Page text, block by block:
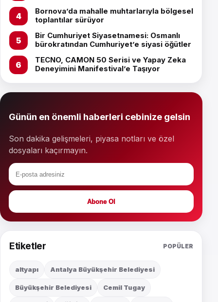
Bornova’da mahalle muhtarlarıyla bölgesel
toplantılar sürüyor
Bir Cumhuriyet Siyasetnamesi: Osmanlı
bürokratından Cumhuriyet’e siyasi öğütler
TECNO, CAMON 50 Serisi ve Yapay Zeka
Deneyimini Manifestival’e Taşıyor
Günün en önemli haberleri cebinize gelsin
Son dakika gelişmeleri, piyasa notları ve özel
dosyaları kaçırmayın.
Abone Ol
Etiketler POPÜLER
altyapı Antalya Büyükşehir Belediyesi
Büyükşehir Belediyesi Cemil Tugay